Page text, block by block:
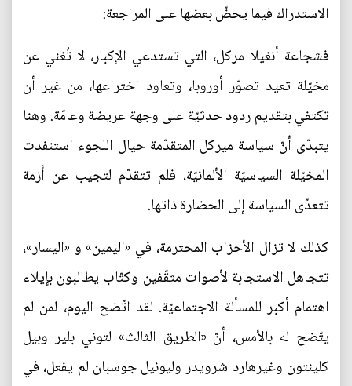
الاستدراك فيما يحضّ بعضها على المراجعة:
فشجاعة أنغيلا مركل، التي تستدعي الإكبار، لا تُغني عن
مخيّلة تعيد تصوّر أوروبا، وتعاود اختراعها، من غير أن
تكتفي بتقديم ردود حدثيّة على وجهة عريضة وعامّة. وهنا
يتبدّى أنّ سياسة ميركل المتقدّمة حيال اللجوء استنفدت
المخيّلة السياسيّة الألمانيّة، فلم تتقدّم لتجيب عن أزمة
تتعدّى السياسة إلى الحضارة ذاتها.
كذلك لا تزال الأحزاب المحترمة، في «اليمين» و «اليسار»،
تتجاهل الاستجابة لأصوات مثقّفين وكتّاب يطالبون بإيلاء
اهتمام أكبر للمسألة الاجتماعيّة. لقد اتّضح اليوم، لمن لم
يتّضح له بالأمس، أنّ «الطريق الثالث» لتوني بلير وبيل
كلينتون وغيرهارد شرويدر وليونيل جوسبان لم يفعل، في